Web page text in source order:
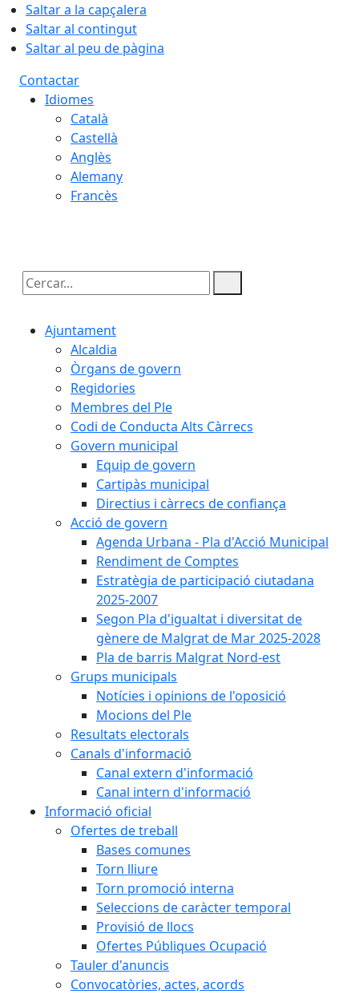
Saltar a la capçalera
Saltar al contingut
Saltar al peu de pàgina
Contactar
Idiomes
Català
Castellà
Anglès
Alemany
Francès
Cercar:
Ajuntament
Alcaldia
Òrgans de govern
Regidories
Membres del Ple
Codi de Conducta Alts Càrrecs
Govern municipal
Equip de govern
Cartipàs municipal
Directius i càrrecs de confiança
Acció de govern
Agenda Urbana - Pla d'Acció Municipal
Rendiment de Comptes
Estratègia de participació ciutadana
2025-2007
Segon Pla d'igualtat i diversitat de
gènere de Malgrat de Mar 2025-2028
Pla de barris Malgrat Nord-est
Grups municipals
Notícies i opinions de l'oposició
Mocions del Ple
Resultats electorals
Canals d'informació
Canal extern d'informació
Canal intern d'informació
Informació oficial
Ofertes de treball
Bases comunes
Torn lliure
Torn promoció interna
Seleccions de caràcter temporal
Provisió de llocs
Ofertes Públiques Ocupació
Tauler d'anuncis
Convocatòries, actes, acords